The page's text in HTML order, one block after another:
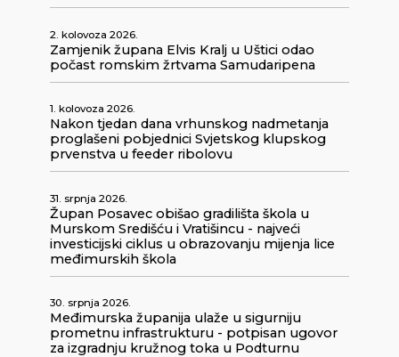
2. kolovoza 2026.
Zamjenik župana Elvis Kralj u Uštici odao
počast romskim žrtvama Samudaripena
1. kolovoza 2026.
Nakon tjedan dana vrhunskog nadmetanja
proglašeni pobjednici Svjetskog klupskog
prvenstva u feeder ribolovu
31. srpnja 2026.
Župan Posavec obišao gradilišta škola u
Murskom Središću i Vratišincu - najveći
investicijski ciklus u obrazovanju mijenja lice
međimurskih škola
30. srpnja 2026.
Međimurska županija ulaže u sigurniju
prometnu infrastrukturu - potpisan ugovor
za izgradnju kružnog toka u Podturnu